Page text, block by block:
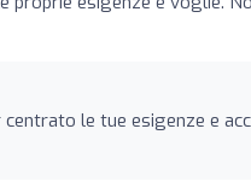
le tue esigenze e